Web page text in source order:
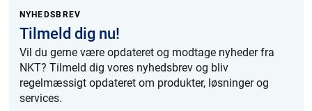
NYHEDSBREV
Tilmeld dig nu!
Vil du gerne være opdateret og modtage nyheder fra
NKT? Tilmeld dig vores nyhedsbrev og bliv
regelmæssigt opdateret om produkter, løsninger og
services.